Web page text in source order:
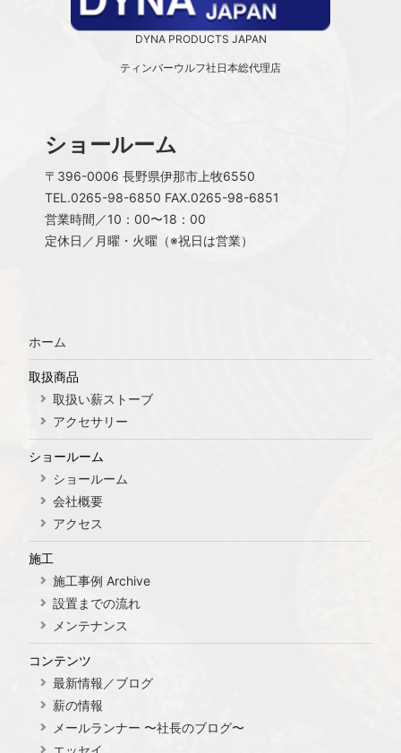
DYNA PRODUCTS JAPAN
ティンバーウルフ社日本総代理店
ショールーム
〒396-0006 長野県伊那市上牧6550
TEL.0265-98-6850 FAX.0265-98-6851
営業時間／10：00〜18：00
定休日／月曜・火曜（※祝日は営業）
ホーム
取扱商品
取扱い薪ストーブ
アクセサリー
ショールーム
ショールーム
会社概要
アクセス
施工
施工事例 Archive
設置までの流れ
メンテナンス
コンテンツ
最新情報／ブログ
薪の情報
メールランナー 〜社長のブログ〜
エッセイ